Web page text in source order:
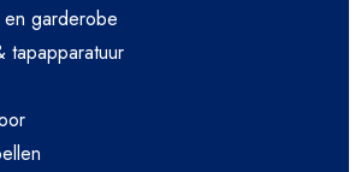
garderobe
tapapparatuur